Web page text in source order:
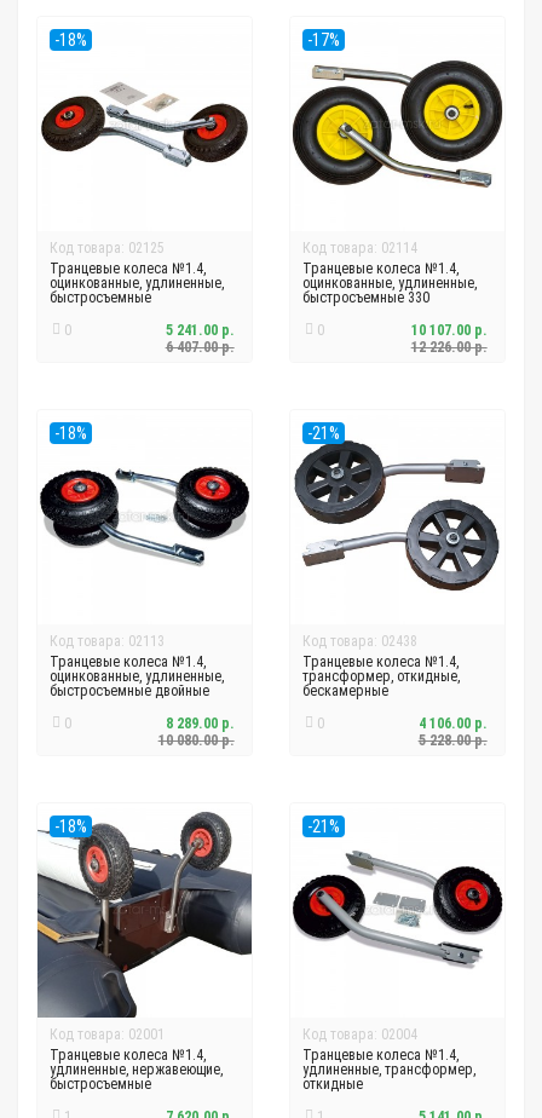
-18%
Код товара: 02125
Транцевые колеса №1.4,
оцинкованные, удлиненные,
быстросъемные
0
6 407.00 р.
5 241.00 р.
-17%
Код товара: 02114
Транцевые колеса №1.4,
оцинкованные, удлиненные,
быстросъемные 330
0
12 226.00 р.
10 107.00 р.
-18%
Код товара: 02113
Транцевые колеса №1.4,
оцинкованные, удлиненные,
быстросъемные двойные
0
10 080.00 р.
8 289.00 р.
-21%
Код товара: 02438
Транцевые колеса №1.4,
трансформер, откидные,
бескамерные
0
5 228.00 р.
4 106.00 р.
-18%
Код товара: 02001
Транцевые колеса №1.4,
удлиненные, нержавеющие,
быстросъемные
-21%
Код товара: 02004
Транцевые колеса №1.4,
удлиненные, трансформер,
откидные